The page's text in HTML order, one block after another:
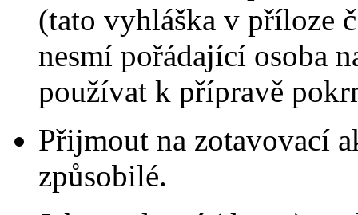
(tato vyhláška v příloze
nesmí pořádající osoba
používat k přípravě
Přijmout na zotavovací
způsobilé.